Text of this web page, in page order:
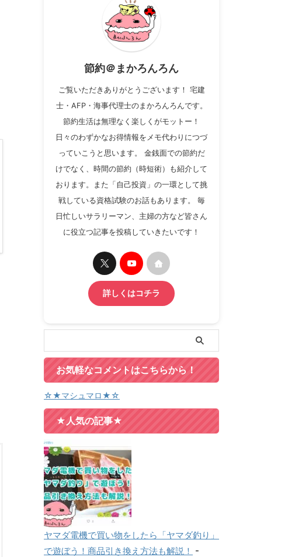
節約＠まかろんろん
ご覧いただきありがとうございます！ 宅建
士・AFP・海事代理士のまかろんろんです。
節約生活は無理なく楽しくがモットー！
日々のわずかなお得情報をメモ代わりにつづ
っていこうと思います。 金銭面での節約だ
けでなく、時間の節約（時短術）も紹介して
おります。また「自己投資」の一環として挑
戦している資格試験のお話もあります。 毎
日忙しいサラリーマン、主婦の方など皆さん
に役立つ記事を投稿していきたいです！
詳しくはコチラ
お気軽なコメントはこちらから！
☆★マシュマロ★☆
★人気の記事★
ヤマダ電機で買い物をしたら「ヤマダ釣り」
で遊ぼう！商品引き換え方法も解説！ -